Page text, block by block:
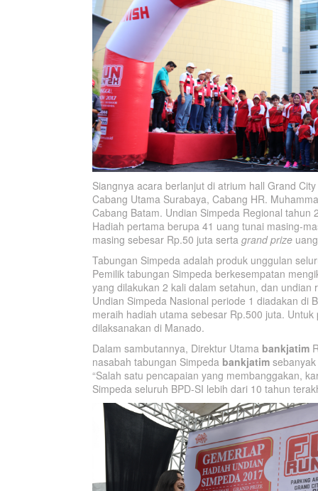
Siangnya acara berlanjut di atrium hall Grand
Cabang Utama Surabaya, Cabang HR.
Cabang Batam. Undian Simpeda Regional
Hadiah pertama berupa 41 uang tunai masing-
masing sebesar Rp.50 juta serta grand prize
Tabungan Simpeda adalah produk unggulan
Pemilik tabungan Simpeda berkesempatan
yang dilakukan 2 kali dalam setahun, dan
Undian Simpeda Nasional periode 1 diadakan
meraih hadiah utama sebesar Rp.500 juta.
dilaksanakan di Manado.
Dalam sambutannya, Direktur Utama bankjatim
nasabah tabungan Simpeda bankjatim
“Salah satu pencapaian yang membanggakan,
Simpeda seluruh BPD-SI lebih dari 10 tahun